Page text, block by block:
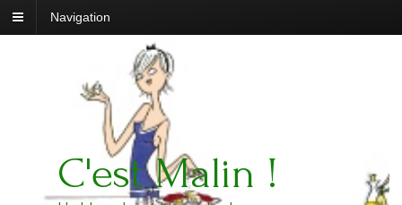
Navigation
C'est Malin !